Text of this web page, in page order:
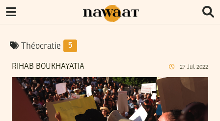
Théocratie 5
RIHAB BOUKHAYATIA 27 Jul 2022